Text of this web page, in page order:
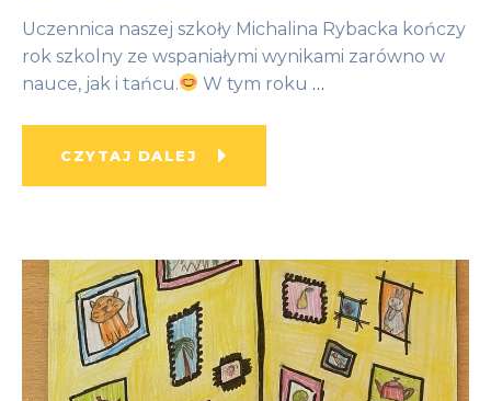
Uczennica naszej szkoły Michalina Rybacka kończy
rok szkolny ze wspaniałymi wynikami zarówno w
nauce, jak i tańcu.
W tym roku …
CZYTAJ DALEJ